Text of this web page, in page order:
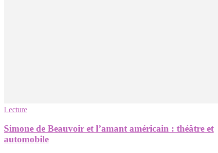
Lecture
Simone de Beauvoir et l’amant américain : théâtre et
automobile